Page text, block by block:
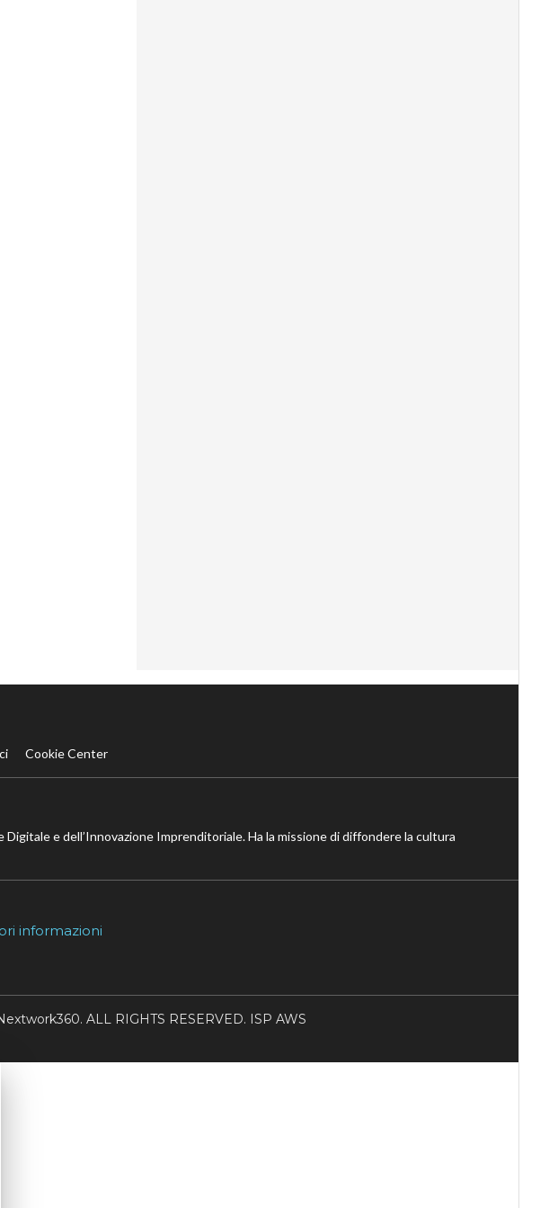
Cookie Center
e dell’Innovazione Imprenditoriale. Ha la missione di diffondere la cultura
informazioni
ALL RIGHTS RESERVED. ISP AWS